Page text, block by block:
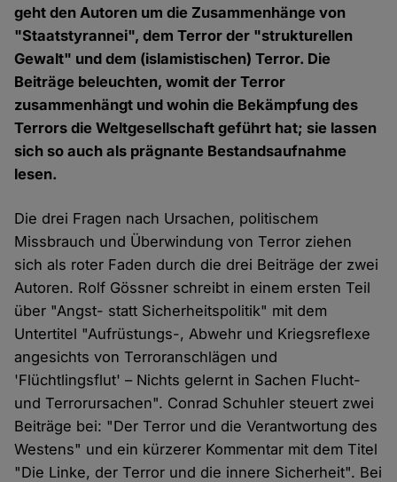
geht den Autoren um die Zusammenhänge von
"Staatstyrannei", dem Terror der "strukturellen
Gewalt" und dem (islamistischen) Terror. Die
Beiträge beleuchten, womit der Terror
zusammenhängt und wohin die Bekämpfung des
Terrors die Weltgesellschaft geführt hat; sie lassen
sich so auch als prägnante Bestandsaufnahme
lesen.
Die drei Fragen nach Ursachen, politischem
Missbrauch und Überwindung von Terror ziehen
sich als roter Faden durch die drei Beiträge der zwei
Autoren. Rolf Gössner schreibt in einem ersten Teil
über "Angst- statt Sicherheitspolitik" mit dem
Untertitel "Aufrüstungs-, Abwehr und Kriegsreflexe
angesichts von Terroranschlägen und
'Flüchtlingsflut' – Nichts gelernt in Sachen Flucht-
und Terrorursachen". Conrad Schuhler steuert zwei
Beiträge bei: "Der Terror und die Verantwortung des
Westens" und ein kürzerer Kommentar mit dem Titel
"Die Linke, der Terror und die innere Sicherheit". Bei